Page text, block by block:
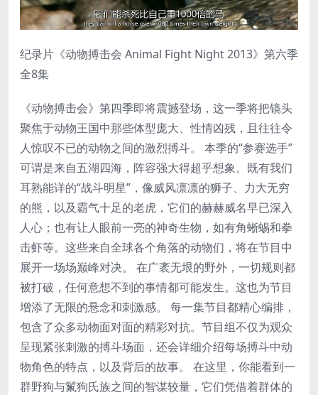
纪录片《动物搏击会 Animal Fight Night 2013》第六季
全8集
《动物搏击会》第四季即将震撼登场，这一季将把镜头
聚焦于动物王国中那些体型庞大、性情凶残，且往往令
人惊叹不已的动物之间的激烈搏斗。 本季的“参赛选手”
可谓是来自五湖四海，阵容强大得超乎想象。既有我们
耳熟能详的“战斗明星”，像威风凛凛的狮子、力大无穷
的熊，以及霸气十足的老虎，它们的赫赫威名早已深入
人心；也有让人眼前一亮的神奇生物，如有角蜥蜴和拳
击虾等。这些来自全球各个角落的动物们，将在节目中
展开一场场巅峰对决。 在广袤无垠的野外，一切规则都
被打破，任何意想不到的事情都可能发生。这也为节目
增添了无限的悬念和刺激感。 每一集节目都精心编排，
包含了众多动物面对面的精彩对抗。节目组不仅为观众
呈现紧张刺激的搏斗场面，还会详细介绍每场搏斗中动
物角色的特点，以及背后的故事。 在这里，你能看到一
群野狗与鬣狗氏族之间的智谋较量，它们凭借着群体的